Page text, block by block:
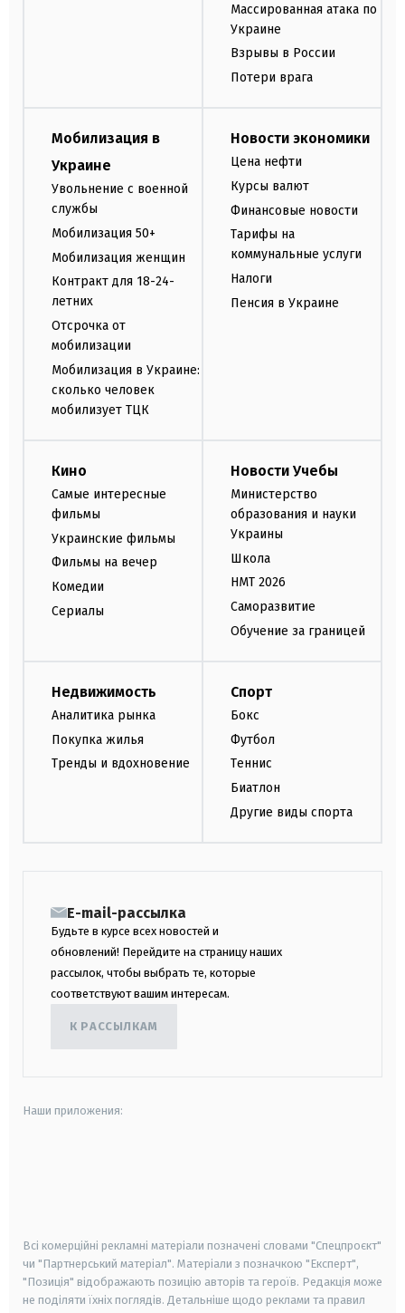
Массированная атака по
Украине
Взрывы в России
Потери врага
Мобилизация в
Украине
Увольнение с военной
службы
Мобилизация 50+
Мобилизация женщин
Контракт для 18-24-
летних
Отсрочка от
мобилизации
Мобилизация в Украине:
сколько человек
мобилизует ТЦК
Новости экономики
Цена нефти
Курсы валют
Финансовые новости
Тарифы на
коммунальные услуги
Налоги
Пенсия в Украине
Кино
Самые интересные
фильмы
Украинские фильмы
Фильмы на вечер
Комедии
Сериалы
Новости Учебы
Министерство
образования и науки
Украины
Школа
НМТ 2026
Саморазвитие
Обучение за границей
Недвижимость
Аналитика рынка
Покупка жилья
Тренды и вдохновение
Спорт
Бокс
Футбол
Теннис
Биатлон
Другие виды спорта
E-mail-рассылка
Будьте в курсе всех новостей и
обновлений! Перейдите на страницу наших
рассылок, чтобы выбрать те, которые
соответствуют вашим интересам.
К РАССЫЛКАМ
Наши приложения:
Всі комерційні рекламні матеріали позначені словами "Спецпроєкт"
чи "Партнерський матеріал". Матеріали з позначкою "Експерт",
"Позиція" відображають позицію авторів та героїв. Редакція може
не поділяти їхніх поглядів. Детальніше щодо реклами та правил